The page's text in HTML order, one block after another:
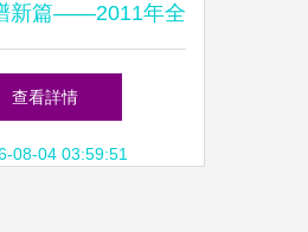
新篇——2011年全
會議部署年度工作
查看詳情
08-04 03:59:51